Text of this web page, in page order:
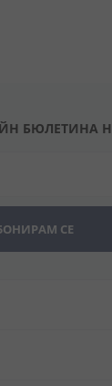
БЮЛЕТИНА
СЕ